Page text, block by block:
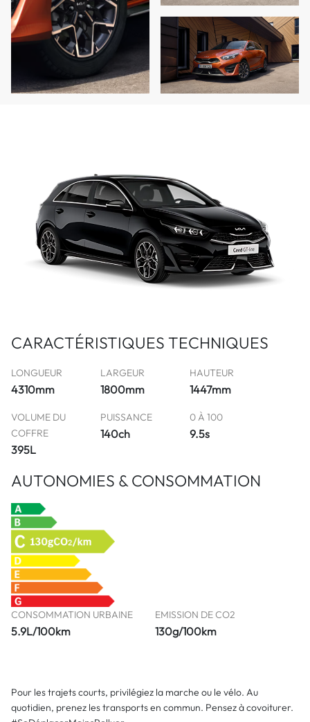
CARACTÉRISTIQUES TECHNIQUES
LONGUEUR
4310mm
LARGEUR
1800mm
HAUTEUR
1447mm
VOLUME DU
COFFRE
395L
PUISSANCE
140ch
0 À 100
9.5s
AUTONOMIES & CONSOMMATION
CONSOMMATION URBAINE
5.9L/100km
EMISSION DE CO2
130g/100km
Pour les trajets courts, privilégiez la marche ou le vélo. Au
quotidien, prenez les transports en commun. Pensez à covoiturer.